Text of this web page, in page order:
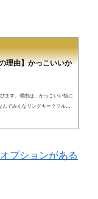
理由】かっこいいか
ます。理由は、かっこいい指に
でみんなリングキー？フル屋
プションがある